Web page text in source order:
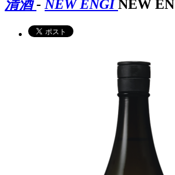
清酒- NEW ENGINEW